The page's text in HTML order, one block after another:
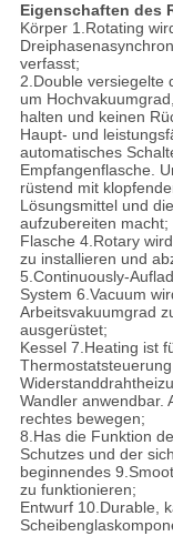
Eigenschaften des
Körper 1.Rotating
verfasst;
2.Double versiegelte
um
halten und keinen
Haupt- und
automatisches
Empfangenflasche.
rüstend mit
Lösungsmittel und
aufzubereiten macht;
Flasche 4.Rotary
zu installieren und
5.Continuously-
System 6.Vacuum
Arbeitsvakuumgrad
ausgerüstet;
Kessel 7.Heating ist
Wandler anwendbar.
rechtes bewegen;
8.Has die Funktion
Schutzes und der
beginnendes
zu funktionieren;
Entwurf 10.Durable,